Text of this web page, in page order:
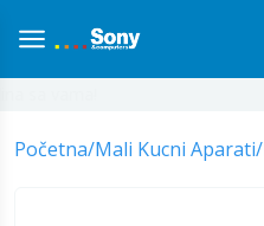
Početna/Mali Kucni Aparati/